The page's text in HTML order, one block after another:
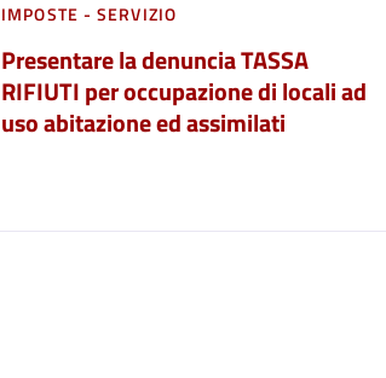
IMPOSTE - SERVIZIO
Presentare la denuncia TASSA
RIFIUTI per occupazione di locali ad
uso abitazione ed assimilati